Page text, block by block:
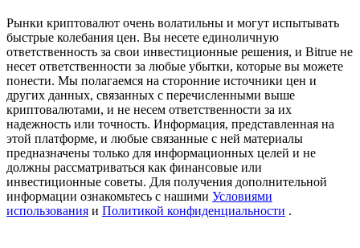
USDT New User Exclusive 10% APR
USDT Flexible Staking | Daily Rewards
BTC New User Exclusive: 6.5% APR
BTC Flexible Staking | Daily Rewards
Рынки криптовалют очень волатильны и могут испытывать
быстрые колебания цен. Вы несете единоличную
ответственность за свои инвестиционные решения, и Bitrue не
несет ответственности за любые убытки, которые вы можете
понести. Мы полагаемся на сторонние источники цен и
других данных, связанных с перечисленными выше
криптовалютами, и не несем ответственности за их
надежность или точность. Информация, представленная на
этой платформе, и любые связанные с ней материалы
предназначены только для информационных целей и не
должны рассматриваться как финансовые или
инвестиционные советы. Для получения дополнительной
информации ознакомьтесь с нашими Условиями
использования и Политикой конфиденциальности .